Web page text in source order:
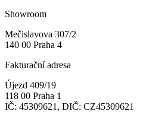
Showroom
Mečislavova 307/2
140 00 Praha 4
Fakturační adresa
Újezd 409/19
118 00 Praha 1
IČ: 45309621, DIČ: CZ45309621